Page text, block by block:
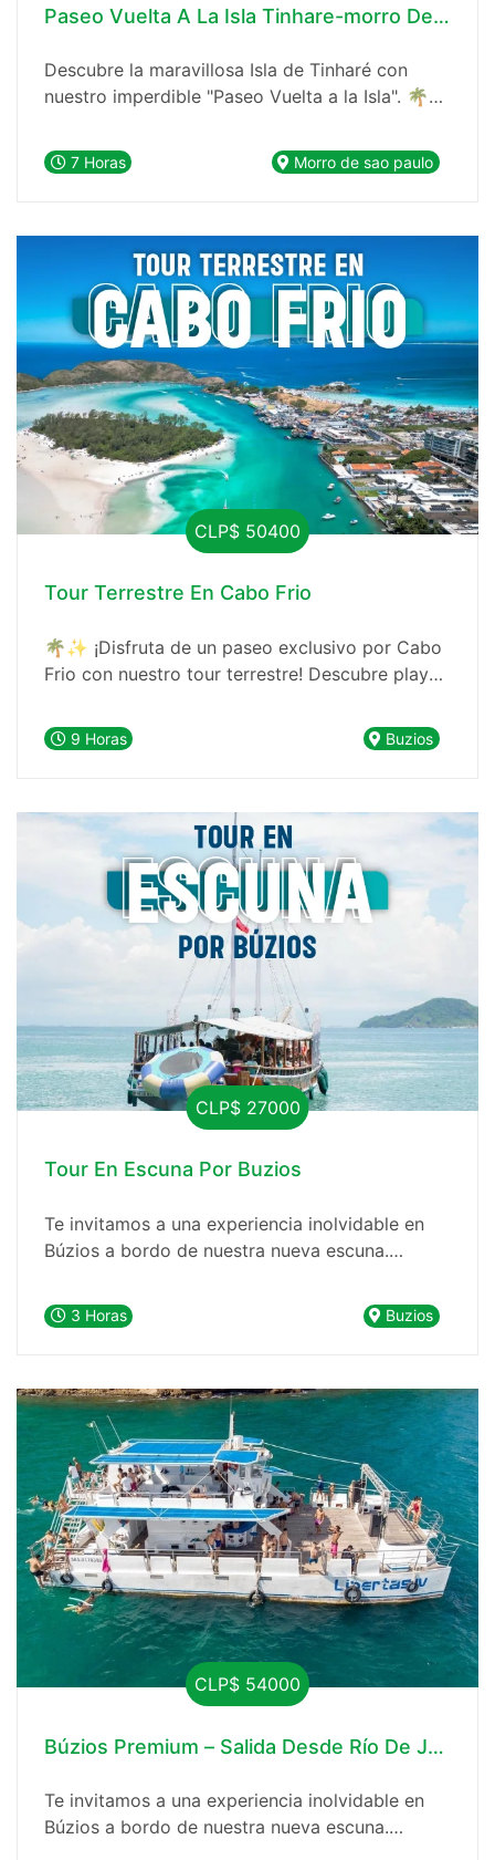
Paseo Vuelta A La Isla Tinhare-morro De São
Descubre la maravillosa Isla de Tinharé con
nuestro imperdible "Paseo Vuelta a la Isla". 🌴🚤
lugares turísticos, brindándote una experiencia
única e inolvidable.
7 Horas Morro de sao paulo
CLP$ 50400
Tour Terrestre En Cabo Frio
🌴✨ ¡Disfruta de un paseo exclusivo por Cabo
Frio con nuestro tour terrestre! Descubre playas
🏝️🚐
9 Horas Buzios
CLP$ 27000
Tour En Escuna Por Buzios
Te invitamos a una experiencia inolvidable en
Búzios a bordo de nuestra nueva escuna.
maravillas naturales de esta hermosa península,
recorriendo 10 playas y tres islas en el camino.
3 Horas Buzios
CLP$ 54000
Búzios Premium – Salida Desde Río De
Te invitamos a una experiencia inolvidable en
Búzios a bordo de nuestra nueva escuna.